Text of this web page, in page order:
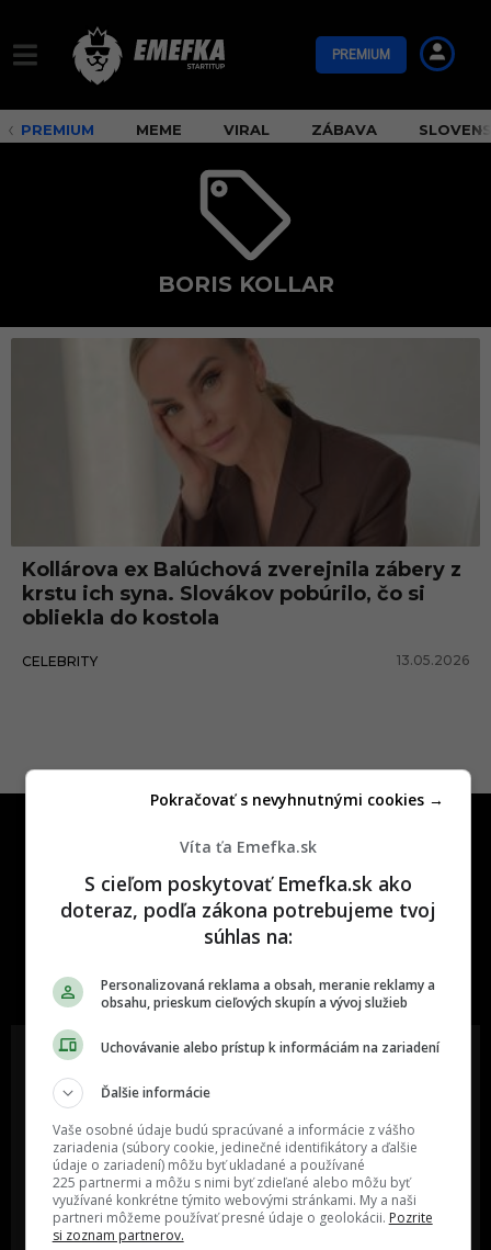
PREMIUM
PREMIUM MEME VIRAL ZÁBAVA
BORIS KOLLAR
o
a
Kollárova ex Balúchová zverejnila zábery z
krstu ich syna. Slovákov pobúrilo, čo si
obliekla do kostola
CELEBRITY 13.05.2026
One time najzábavnejšie miesto na
najzabávnejšie miesto na svete
Oslov reklamou viac ako milión
ľudí v rôznych vekových
kategóriách a na rôznych
sociálnych sieťach a nakopni svoj
biznis alebo produkt.
MÁM ZÁUJEM O
SPOLUPRÁCU
poznáš niekoho, o kom by sme
mali určite napísať?
POŠLI NÁM TIP NA ČLÁNOK
Víta ťa Emefka.sk
S cieľom poskytovať Emefka.sk ako
doteraz, podľa zákona potrebujeme tvoj
súhlas na:
Personalizovaná reklama a obsah, meranie reklamy a
obsahu, prieskum cieľových skupín a vývoj služieb
Uchovávanie alebo prístup k informáciám na zariadení
Ďalšie informácie
Vaše osobné údaje budú spracúvané a informácie z vášho
zariadenia (súbory cookie, jedinečné identifikátory a ďalšie
údaje o zariadení) môžu byť ukladané a používané
225 partnermi a môžu s nimi byť zdieľané alebo môžu byť
využívané konkrétne týmito webovými stránkami. My a naši
partneri môžeme používať presné údaje o geolokácii. Pozrite
si zoznam partnerov.
Pokračovať s nevyhnutnými cookies →